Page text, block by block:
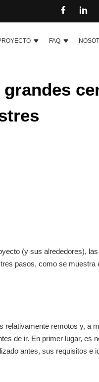
FAQ
(y sus alrededores),
pasos, como se muestra
relativamente remotos y, a
de ir. En primer lugar, es
antes, sus requisitos e